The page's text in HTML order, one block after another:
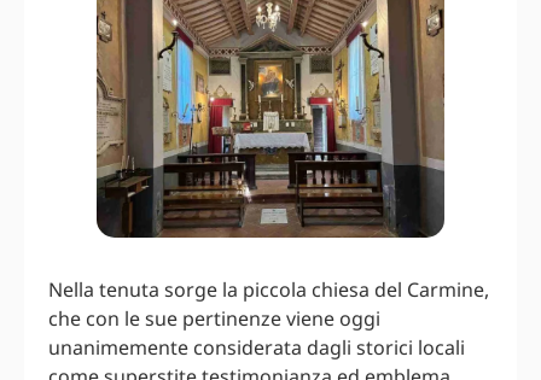
Nella tenuta sorge la piccola chiesa del Carmine,
che con le sue pertinenze viene oggi
unanimemente considerata dagli storici locali